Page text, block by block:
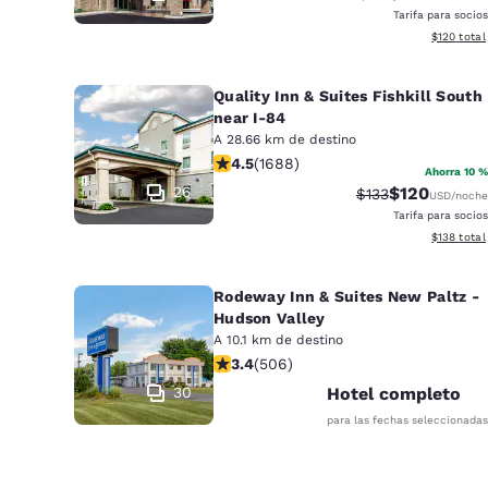
Tarifa para socios
Ver
$120 total
26
Quality Inn & Suites Fishkill South
near I-84
A 28.66 km de destino
calificación de 4.47 estrellas.
4.5(1688) Ahorra 10 %
Precio tachado:
$133Precio con
$120USD/noche
Tarifa para socios
Ver
$138 total
30
Rodeway Inn & Suites New Paltz -
Hudson Valley
A 10.1 km de destino
calificación de 3.42 estrellas. Bueno.
3.4(506)
Hotel completo
para las fechas seleccionadas